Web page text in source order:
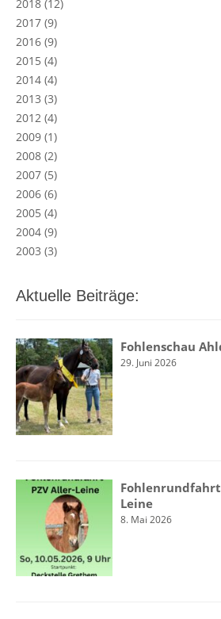
2018 (12)
2017 (9)
2016 (9)
2015 (4)
2014 (4)
2013 (3)
2012 (4)
2009 (1)
2008 (2)
2007 (5)
2006 (6)
2005 (4)
2004 (9)
2003 (3)
Aktuelle Beiträge:
Fohlenschau
29. Juni 2026
Fohlenrundfahrt
Leine
8. Mai 2026